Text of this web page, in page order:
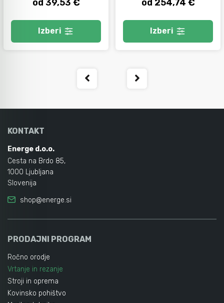
od 39,53 €
Izberi
od 254,74 €
Izberi
KONTAKT
Energe d.o.o.
Cesta na Brdo 85,
1000 Ljubljana
Slovenija
shop@energe.si
PRODAJNI PROGRAM
Ročno orodje
Vrtanje in rezanje
Stroji in oprema
Kovinsko pohištvo